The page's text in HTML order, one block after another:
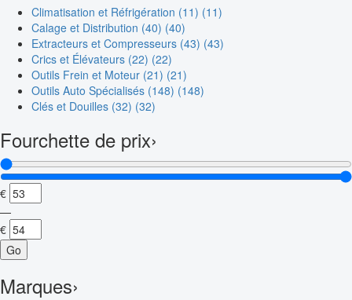
Climatisation et Réfrigération (11) (11)
Calage et Distribution (40) (40)
Extracteurs et Compresseurs (43) (43)
Crics et Élévateurs (22) (22)
Outils Frein et Moteur (21) (21)
Outils Auto Spécialisés (148) (148)
Clés et Douilles (32) (32)
Fourchette de prix›
€
—
€
Go
Marques›